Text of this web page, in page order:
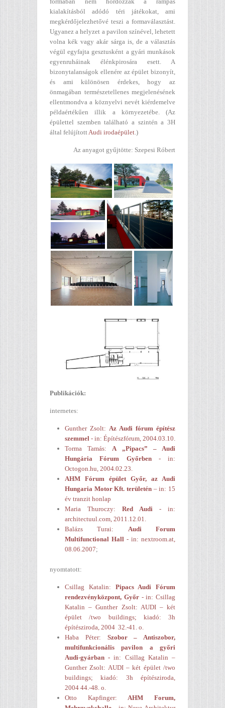
kialakításból adódó téri játékokat, ami
megkérdőjelezhetővé teszi a formaválasztást.
Ugyanez a helyzet a pavilon színével, lehetett
volna kék vagy akár sárga is, de a választás
végül egyfajta gesztusként a gyári munkások
egyenruháinak élénkpirosára esett. A
bizonytalanságok ellenére az épület bizonyít,
és ami különösen érdekes, hogy az
önmagában természetellenes megjelenésének
ellentmondva a köznyelvi nevét kiérdemelve
példaértékűen illik a környezetébe. (Az
épülettel szemben található a szintén a 3H
által felújított Audi irodaépület .)
Az anyagot gyűjtötte: Szepesi Róbert
Publikációk:
internetes:
Gunther Zsolt: Az Audi fórum építész
szemmel - in: Építészfórum, 2004.03.10.
Torma Tamás: A „Pipacs” – Audi
Hungária Fórum Győrben- in:
Octogon.hu, 2004.02.23.
AHM Fórum épület Győr, az Audi
Hungaria Motor Kft. területén – in: 15
év tranzit honlap
Maria Thuroczy: Red Audi - in:
architectuul.com, 2011.12.01.
Balázs Turai: Audi Forum
Multifunctional Hall - in: nextroom.at,
08.06.2007;
nyomtatott:
Csillag Katalin: Pipacs Audi Fórum
rendezvényközpont, Győr- in: Csillag
Katalin – Gunther Zsolt: AUDI – két
épület /two buildings; kiadó: 3h
építésziroda, 2004 32.-41. o.
Haba Péter: Szobor – Antiszobor,
multifunkcionális pavilon a győri
Audi-gyárban -in: Csillag Katalin –
Gunther Zsolt: AUDI – két épület /two
buildings; kiadó: 3h építésziroda,
2004 44.-48. o.
Otto Kapfinger: AHM Forum,